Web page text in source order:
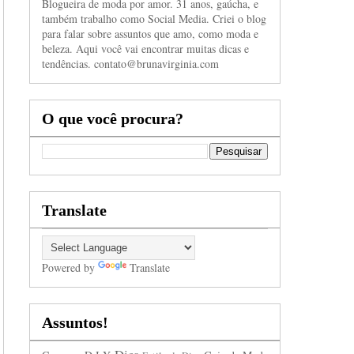
Blogueira de moda por amor. 31 anos, gaúcha, e
também trabalho como Social Media. Criei o blog
para falar sobre assuntos que amo, como moda e
beleza. Aqui você vai encontrar muitas dicas e
tendências. contato@brunavirginia.com
O que você procura?
Translate
Powered by Translate
Assuntos!